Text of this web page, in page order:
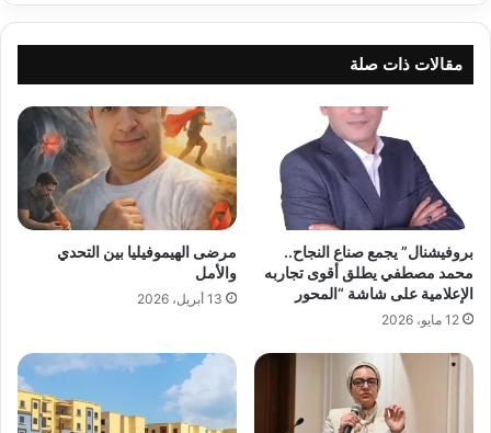
مقالات ذات صلة
بروفيشنال” يجمع صناع النجاح..
محمد مصطفي يطلق أقوى تجاربه
الإعلامية على شاشة “المحور
12 مايو، 2026
مرضى الهيموفيليا بين التحدي
والأمل
13 أبريل، 2026